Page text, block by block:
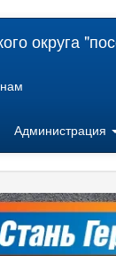
округа
Администрация